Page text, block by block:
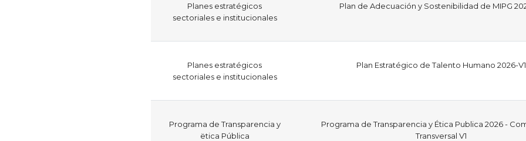
Planes estratégicos
sectoriales e institucionales
Plan de Adecuación y Sostenibilidad de MIPG
Planes estratégicos
sectoriales e institucionales
Plan Estratégico de Talento Humano 2026-V1
Programa de Transparencia y
ëtica Pública
Programa de Transparencia y Ética Publica 2026 -
Transversal V1